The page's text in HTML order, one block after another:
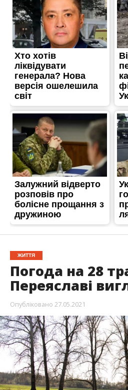
ЖИТТЯ
Погода на 28
Переяславі
Опубліковано 27.05.2021